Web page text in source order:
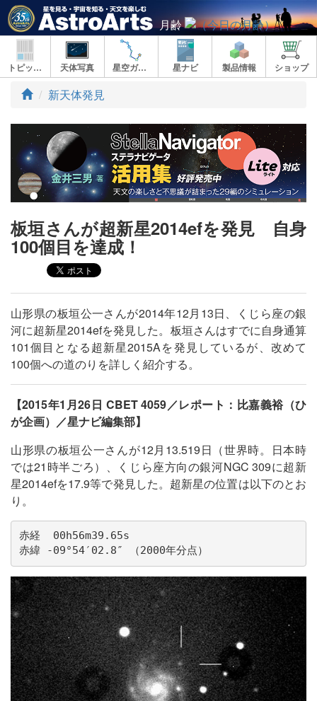
月齢
トピックス 天体写真 星空ガイド 星ナビ 製品情報 ショップ
ト
プ
新天体発見
板垣さんが超新星2014efを発見 自身
100個目を達成！
山形県の板垣公一さんが2014年12月13日、くじら座の銀
河に超新星2014efを発見した。板垣さんはすでに自身通算
101個目となる超新星2015Aを発見しているが、改めて
100個への道のりを詳しく紹介する。
【2015年1月26日 CBET 4059／レポート：比嘉義裕（ひ
が企画）／星ナビ編集部】
山形県の板垣公一さんが12月13.519日（世界時。日本時
では21時半ごろ）、くじら座方向の銀河NGC 309に超新
星2014efを17.9等で発見した。超新星の位置は以下のとお
り。
赤経  00h56m39.65s
赤緯 -09°54′02.8″ （2000年分点）